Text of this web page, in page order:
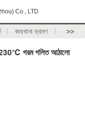
Co., LTD
কারখানা ভ্রমণ >>
230℃ গরম গলিত আঠালো